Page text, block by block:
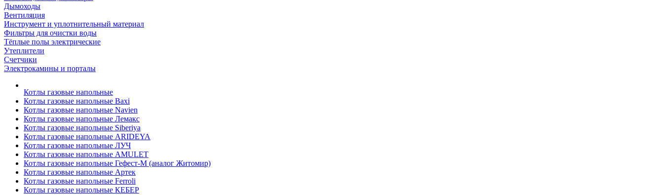
Дымоходы
Вентиляция
Инструмент и уплотнительный материал
Фильтры для очистки воды
Тёплые полы электрические
Утеплители
Счетчики
Электрокамины и порталы
Котлы газовые напольные
Котлы газовые напольные Baxi
Котлы газовые напольные Navien
Котлы газовые напольные Лемакс
Котлы газовые напольные Siberiya
Котлы газовые напольные ARIDEYA
Котлы газовые напольные ЛУЧ
Котлы газовые напольные AMULET
Котлы газовые напольные Гефест-М (аналог Житомир)
Котлы газовые напольные Артек
Котлы газовые напольные Ferroli
Котлы газовые напольные КЕБЕР